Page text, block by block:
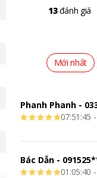
13 đánh giá
Mới nhất
Phanh Phanh-
07:51:45
Bác Dẫn-
01:05:40